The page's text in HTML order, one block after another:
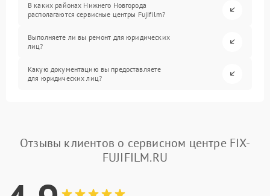
В каких районах Нижнего Новгорода
располагаются сервисные центры Fujifilm?
Выполняете ли вы ремонт для юридических
лиц?
Какую документацию вы предоставляете
для юридических лиц?
Отзывы клиентов о сервисном центре FIX-
FUJIFILM.RU